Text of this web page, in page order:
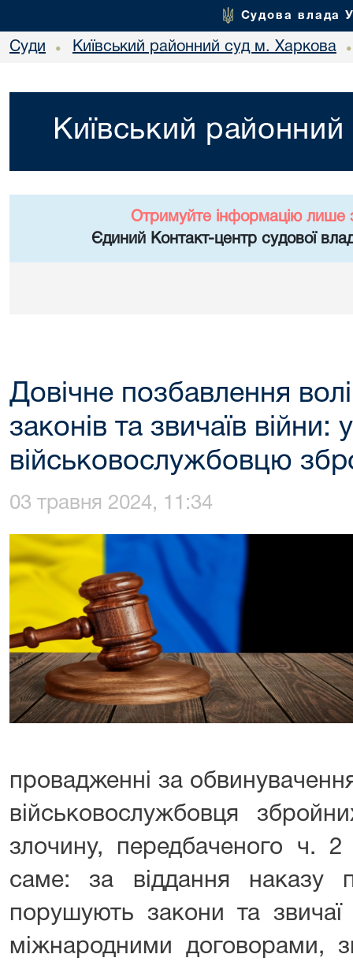
Судова влада
Суди • Київський районний суд м. Харкова •
Київський
Отримуйте інформацію лише
Єдиний Контакт-центр судової
Довічне позбавлення
законів та звичаїв
військовослужбовцю
03 травня 2024, 11:34
провадженні за
військовослужбовця
злочину, передбаченого ч.
саме: за віддання наказу
порушують закони та
міжнародними договорами,